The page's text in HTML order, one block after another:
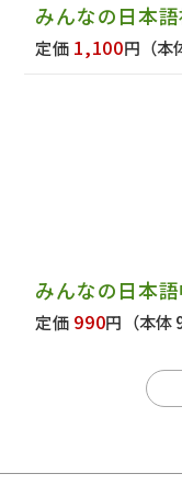
みんなの日本
定価 1,100円 （
みんなの日本
定価 990円 （本体